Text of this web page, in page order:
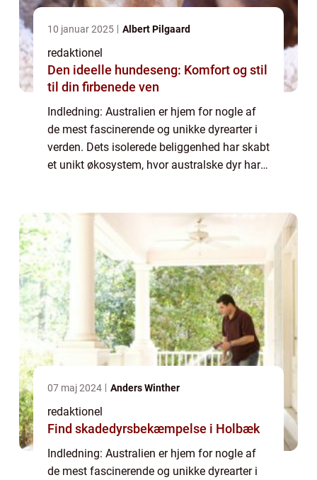
10 januar 2025 Albert Pilgaard
redaktionel
Den ideelle hundeseng: Komfort og stil
til din firbenede ven
Indledning: Australien er hjem for nogle af
de mest fascinerende og unikke dyrearter i
verden. Dets isolerede beliggenhed har skabt
et unikt økosystem, hvor australske dyr har
07 maj 2024 Anders Winther
redaktionel
Find skadedyrsbekæmpelse i Holbæk
Indledning: Australien er hjem for nogle af
de mest fascinerende og unikke dyrearter i